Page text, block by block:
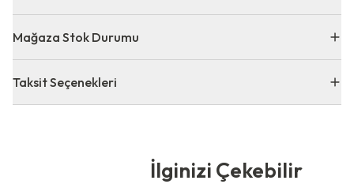
Mağaza Stok Durumu
Taksit Seçenekleri
İlginizi Çekebilir